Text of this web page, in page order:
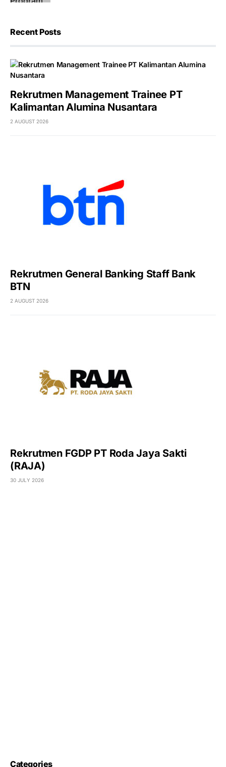
Recent Posts
Rekrutmen Management Trainee PT
Kalimantan Alumina Nusantara
2 AUGUST 2026
Rekrutmen General Banking Staff Bank
BTN
2 AUGUST 2026
Rekrutmen FGDP PT Roda Jaya Sakti
(RAJA)
30 JULY 2026
Categories